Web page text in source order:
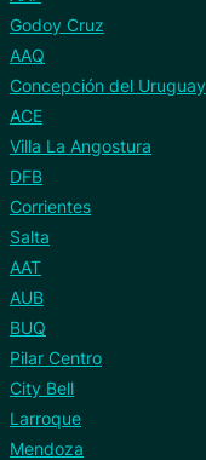
Godoy Cruz
AAQ
Concepción del Uruguay
ACE
Villa La Angostura
DFB
Corrientes
Salta
AAT
AUB
BUQ
Pilar Centro
City Bell
Larroque
Mendoza